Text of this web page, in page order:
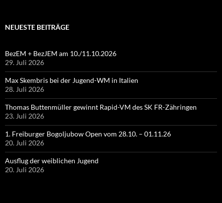
NEUESTE BEITRÄGE
BezEM + BezJEM am 10./11.10.2026
29. Juli 2026
Max Skembris bei der Jugend-WM in Italien
28. Juli 2026
Thomas Buttenmüller gewinnt Rapid-VM des SK FR-Zähringen
23. Juli 2026
1. Freiburger Bogoljubow Open vom 28.10. – 01.11.26
20. Juli 2026
Ausflug der weiblichen Jugend
20. Juli 2026